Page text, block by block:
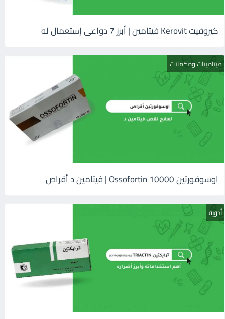
كيروفيت Kerovit فيتامين | أبرز 7 دواعى إستعمال له
فيتامينات ومكملات
اوسوفورتين 10000 Ossofortin | فيتامين د أقراص
أدوية